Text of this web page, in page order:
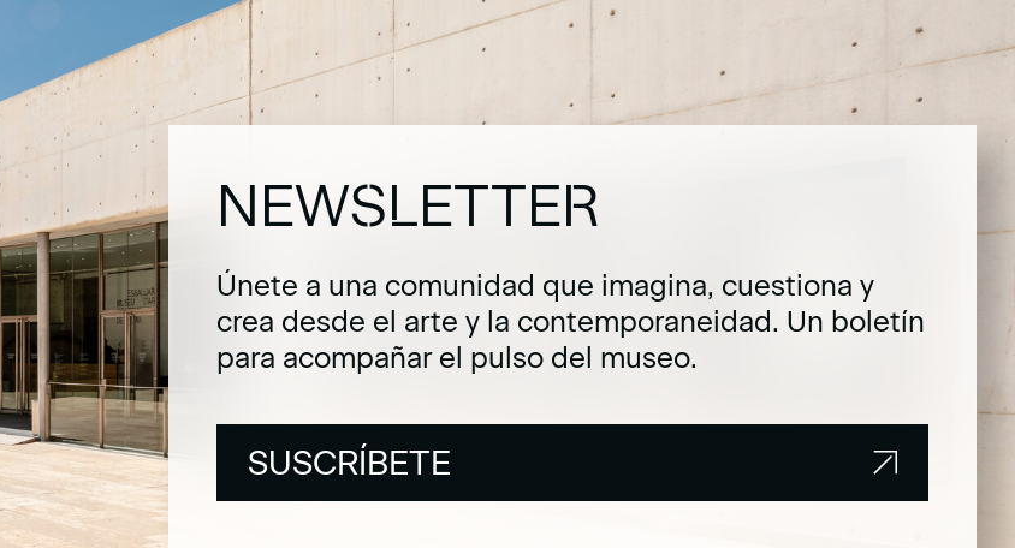
NEWSLETTER
Únete a una comunidad que imagina, cuestiona y
crea desde el arte y la contemporaneidad. Un boletín
para acompañar el pulso del museo.
SUSCRÍBETE